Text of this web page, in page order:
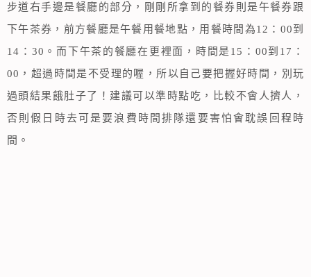
步道右手邊是餐廳的部分，剛剛所拿到的餐券則是午餐券跟
下午茶券，前方餐廳是午餐用餐地點，用餐時間為12：00到
14：30。而下午茶的餐廳在更裡面，時間是15：00到17：
00，超過時間是不受理的喔，所以自己要把握好時間，別玩
過頭結果餓肚子了！建議可以準時點吃，比較不會人擠人，
否則假日時去可是要浪費時間排隊還要害怕會耽誤回程時
間。